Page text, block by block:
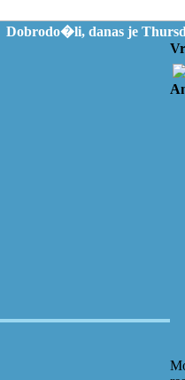
Dobrodo�li, danas je